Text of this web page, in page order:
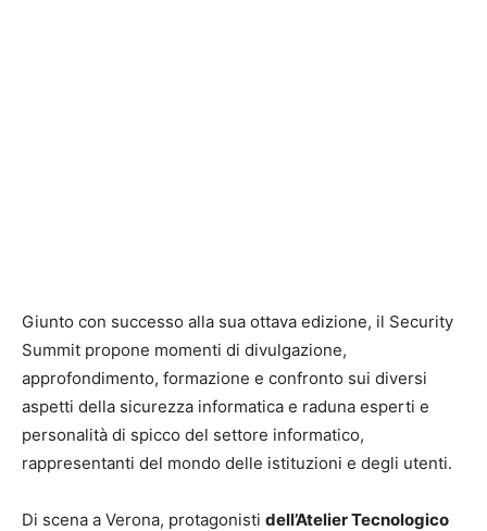
Giunto con successo alla sua ottava edizione, il Security
Summit propone momenti di divulgazione,
approfondimento, formazione e confronto sui diversi
aspetti della sicurezza informatica e raduna esperti e
personalità di spicco del settore informatico,
rappresentanti del mondo delle istituzioni e degli utenti.
Di scena a Verona, protagonisti dell’AtelierTecnologico